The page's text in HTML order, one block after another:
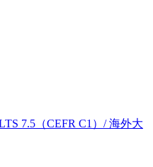
7.5（CEFR C1）/ 海外大